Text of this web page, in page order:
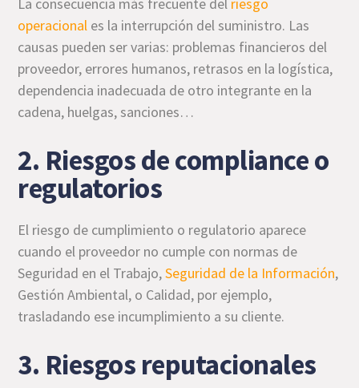
operacional es la interrupción del suministro. Las
causas pueden ser varias: problemas financieros del
proveedor, errores humanos, retrasos en la logística,
dependencia inadecuada de otro integrante en la
cadena, huelgas, sanciones…
2. Riesgos de compliance o
regulatorios
El riesgo de cumplimiento o regulatorio aparece
cuando el proveedor no cumple con normas de
Seguridad en el Trabajo,Seguridad de la Información,
Gestión Ambiental, o Calidad, por ejemplo,
trasladando ese incumplimiento a su cliente.
3. Riesgos reputacionales